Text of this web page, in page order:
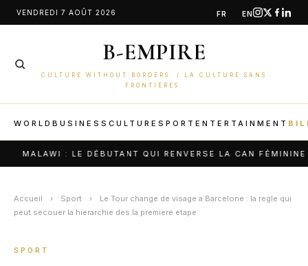
AllerVENDREDI 7 AOÛT 2026 FR EN
B-EMPIRE
CULTURE WITHOUT BORDERS. / LA CULTURE SANS
FRONTIÈRES.
WORLD BUSINESS CULTURE SPORT ENTERTAINMENT
: LE DÉBUTANT QUI RENVERSE LA CAN FÉMININE ET SE
Accueil › Sport ›
Le Tour change de visage a Barcelone : la regle qui
peut secouer la hierarchie des la premiere etape
SPORT